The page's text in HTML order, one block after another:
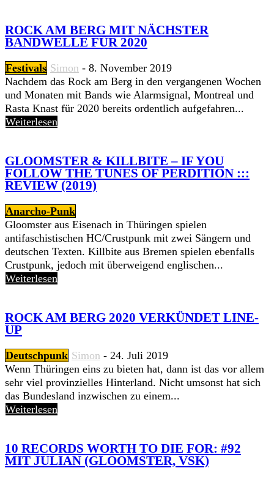
ROCK AM BERG MIT NÄCHSTER
BANDWELLE FÜR 2020
Festivals Simon - 8. November 2019
Nachdem das Rock am Berg in den vergangenen Wochen
und Monaten mit Bands wie Alarmsignal, Montreal und
Rasta Knast für 2020 bereits ordentlich aufgefahren...
Weiterlesen
GLOOMSTER & KILLBITE – IF YOU
FOLLOW THE TUNES OF PERDITION :::
REVIEW (2019)
Anarcho-Punk
Gloomster aus Eisenach in Thüringen spielen
antifaschistischen HC/Crustpunk mit zwei Sängern und
deutschen Texten. Killbite aus Bremen spielen ebenfalls
Crustpunk, jedoch mit überweigend englischen...
Weiterlesen
ROCK AM BERG 2020 VERKÜNDET LINE-
UP
Deutschpunk Simon - 24. Juli 2019
Wenn Thüringen eins zu bieten hat, dann ist das vor allem
sehr viel provinzielles Hinterland. Nicht umsonst hat sich
das Bundesland inzwischen zu einem...
Weiterlesen
10 RECORDS WORTH TO DIE FOR: #92
MIT JULIAN (GLOOMSTER, VSK)